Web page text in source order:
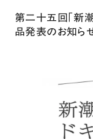
第二十五回「新
品発表のお知